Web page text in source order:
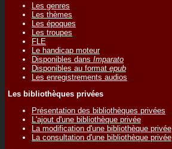
Les genres
Les thèmes
Les époques
Les troupes
FLE
Le handicap moteur
Disponibles dans Imparato
Disponibles au format epub
Les enregistrements audios
Les bibliothèques privées
Présentation des bibliothèques privées
L'ajout d'une bibliothèque privée
La modification d'une bibliothèque privée
La consultation d'une bibliothèque privée